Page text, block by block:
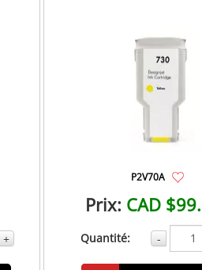
+
P2V70A
Prix: CAD
Quantité: -